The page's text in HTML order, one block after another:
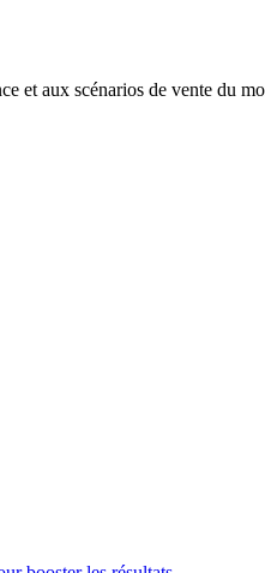
et aux scénarios de vente du